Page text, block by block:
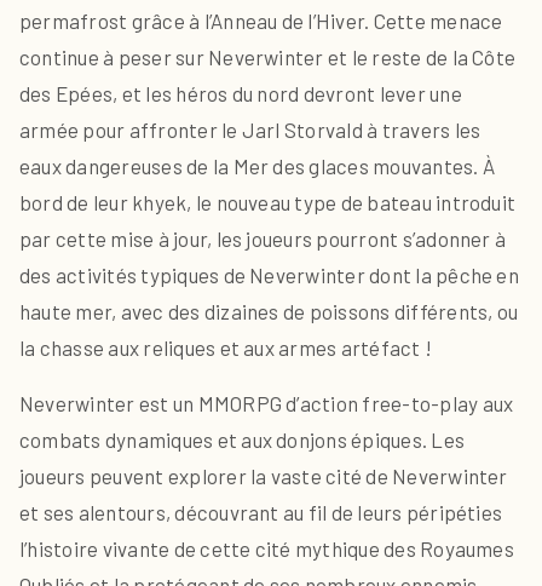
permafrost grâce à l’Anneau de l’Hiver. Cette menace
continue à peser sur Neverwinter et le reste de la Côte
des Epées, et les héros du nord devront lever une
armée pour affronter le Jarl Storvald à travers les
eaux dangereuses de la Mer des glaces mouvantes. À
bord de leur khyek, le nouveau type de bateau introduit
par cette mise à jour, les joueurs pourront s’adonner à
des activités typiques de Neverwinter dont la pêche en
haute mer, avec des dizaines de poissons différents, ou
la chasse aux reliques et aux armes artéfact !
Neverwinter est un MMORPG d’action free-to-play aux
combats dynamiques et aux donjons épiques. Les
joueurs peuvent explorer la vaste cité de Neverwinter
et ses alentours, découvrant au fil de leurs péripéties
l’histoire vivante de cette cité mythique des Royaumes